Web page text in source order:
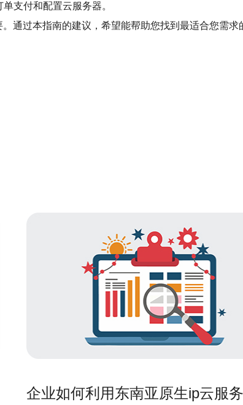
支付和配置云服务器。
通过本指南的建议，希望能帮助您找到最适合您需求
企业如何利用东南亚原生ip云服